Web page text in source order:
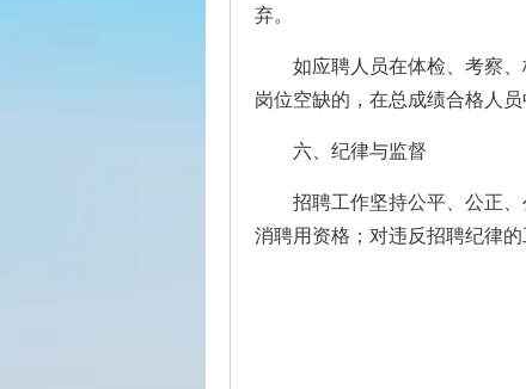
弃。
如应聘人员在体检、考察
岗位空缺的，在总成绩合格人
六、纪律与监督
招聘工作坚持公平、公正
消聘用资格；对违反招聘纪律